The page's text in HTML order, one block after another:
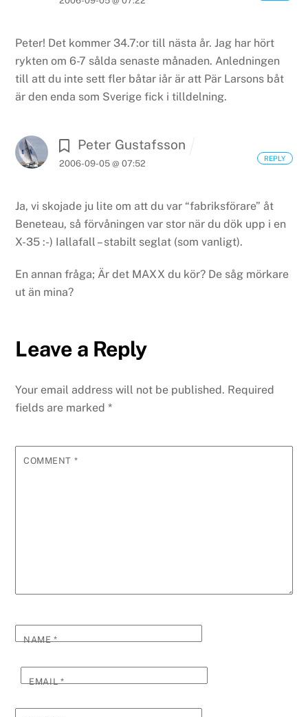
Peter! Det kommer 34.7:or till nästa år. Jag har hört
rykten om 6-7 sålda senaste månaden. Anledningen
till att du inte sett fler båtar iår är att Pär Larsons båt
är den enda som Sverige fick i tilldelning.
Peter Gustafsson
2006-09-05 @ 07:52
Ja, vi skojade ju lite om att du var “fabriksförare” åt
Beneteau, så förvåningen var stor när du dök upp i en
X-35 :-) Iallafall – stabilt seglat (som vanligt).
En annan fråga; Är det MAXX du kör? De såg mörkare
ut än mina?
REPLY
Leave a Reply
Your email address will not be published. Required
fields are marked*
COMMENT *
NAME*
EMAIL*